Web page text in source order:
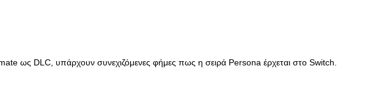
ως DLC, υπάρχουν συνεχιζόμενες φήμες πως η σειρά Persona έρχεται στο Switch.